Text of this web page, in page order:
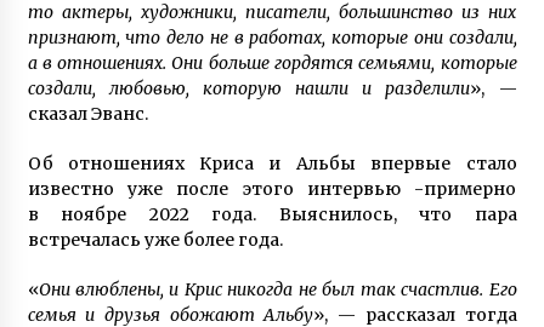
7 лет ago
Антон Васалатий умножает в уме миллионы
чисел и трижды победил на чемпионате
Украины по основам счета
В Одессе дочь через 21 год нашла пропавшую
без вести мать благодаря организации Новая
жизнь
7 лет ago
то актеры, художники, писатели, большинство из них
признают, что дело не в работах, которые они создали,
а в отношениях. Они больше гордятся семьями, которые
создали, любовью, которую нашли и разделили», —
сказал Эванс.
Об отношениях Криса и Альбы впервые стало
известно уже после этого интервью -примерно
в ноябре 2022 года. Выяснилось, что пара
встречалась уже более года.
«Они влюблены, и Крис никогда не был так счастлив. Его
семья и друзья обожают Альбу», — рассказал тогда